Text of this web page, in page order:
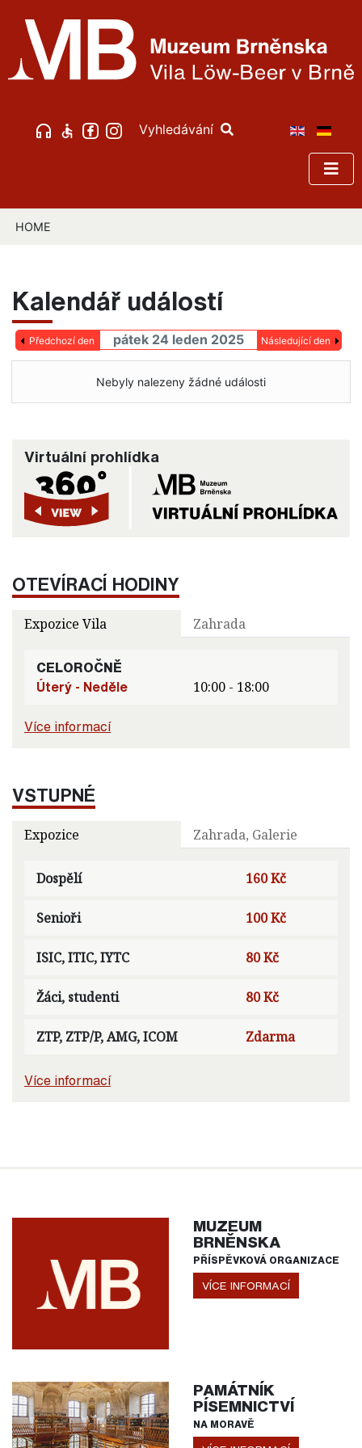
Vyhledávání
HOME
Kalendář událostí
Předchozí den pátek 24 leden 2025 Následující den
Nebyly nalezeny žádné události
Virtuální prohlídka
OTEVÍRACÍ HODINY
Expozice Vila Zahrada
CELOROČNĚ
Úterý - Neděle
10:00 - 18:00
Více informací
VSTUPNÉ
Expozice Zahrada, Galerie
Dospělí 160 Kč
Senioři 100 Kč
ISIC, ITIC, IYTC 80 Kč
Žáci, studenti 80 Kč
ZTP, ZTP/P, AMG, ICOM Zdarma
Více informací
MUZEUM
BRNĚNSKA
PŘÍSPĚVKOVÁ ORGANIZACE
VÍCE INFORMACÍ
PAMÁTNÍK
PÍSEMNICTVÍ
NA MORAVĚ